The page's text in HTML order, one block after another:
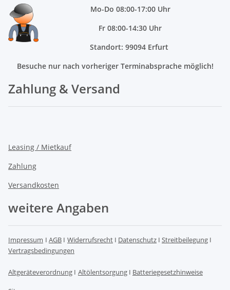
Mo-Do 08:00-17:00 Uhr
Fr 08:00-14:30 Uhr
Standort: 99094 Erfurt
Besuche nur nach vorheriger Terminabsprache möglich!
Zahlung & Versand
Leasing / Mietkauf
Zahlung
Versandkosten
weitere Angaben
Impressum I AGB I Widerrufsrecht I Datenschutz I Streitbeilegung I
Vertragsbedingungen
Altgeräteverordnung I Altölentsorgung I Batteriegesetzhinweise